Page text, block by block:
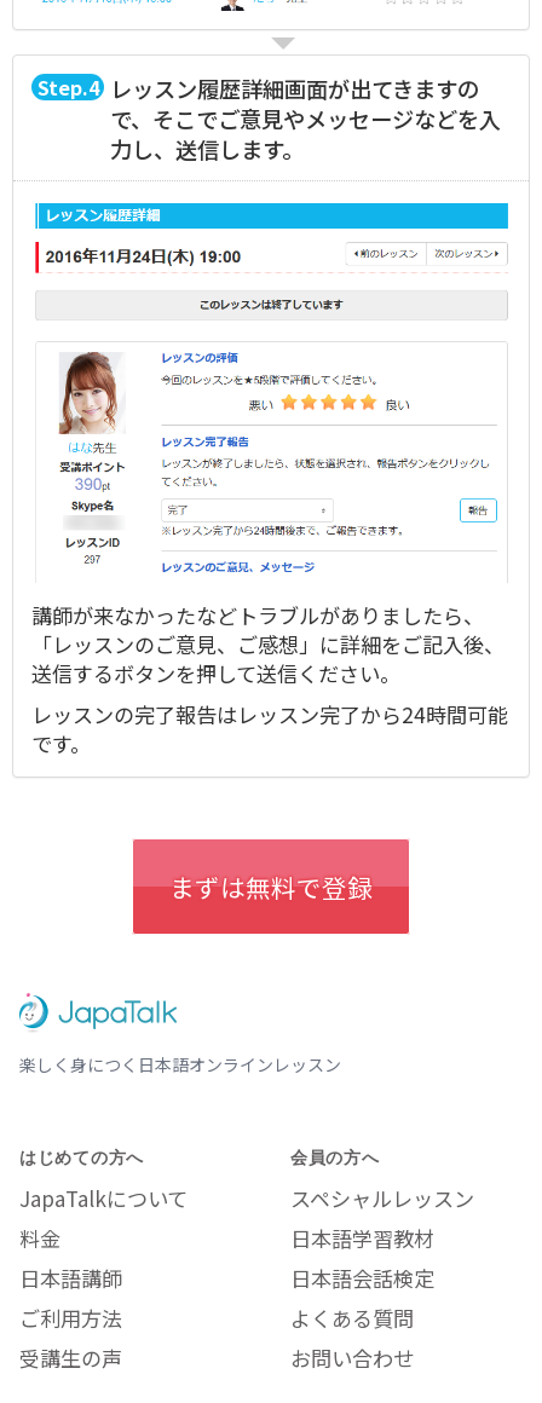
4 レッスン履歴詳細画面が出てきますの
で、そこでご意見やメッセージなどを入
力し、送信します。
講師が来なかったなどトラブルがありましたら、
「レッスンのご意見、ご感想」に詳細をご記入後、
送信するボタンを押して送信ください。
レッスンの完了報告はレッスン完了から24時間可能
です。
まずは無料で登録
楽しく身につく日本語オンラインレッスン
はじめての方へ
JapaTalkについて
料金
日本語講師
ご利用方法
受講生の声
会員の方へ
スペシャルレッスン
日本語学習教材
日本語会話検定
よくある質問
お問い合わせ